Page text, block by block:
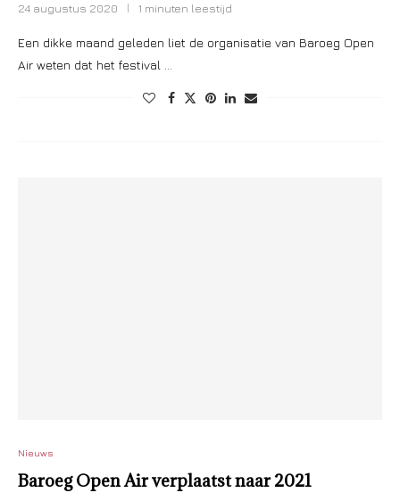
24 augustus 2020 1 minuten leestijd
Een dikke maand geleden liet de organisatie van Baroeg Open
Air weten dat het festival …
Nieuws
Baroeg Open Air verplaatst naar 2021